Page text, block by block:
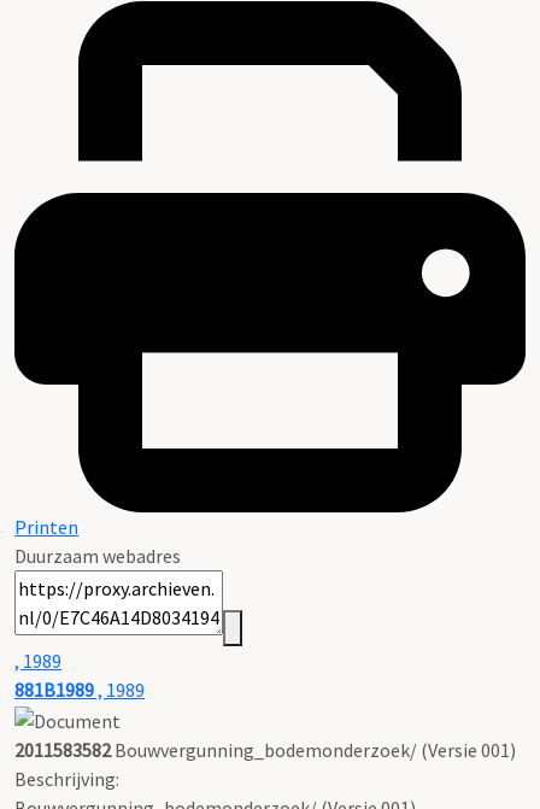
Printen
Duurzaam webadres
, 1989
881B1989, 1989
2011583582Bouwvergunning_bodemonderzoek/ (Versie 001)
Beschrijving: